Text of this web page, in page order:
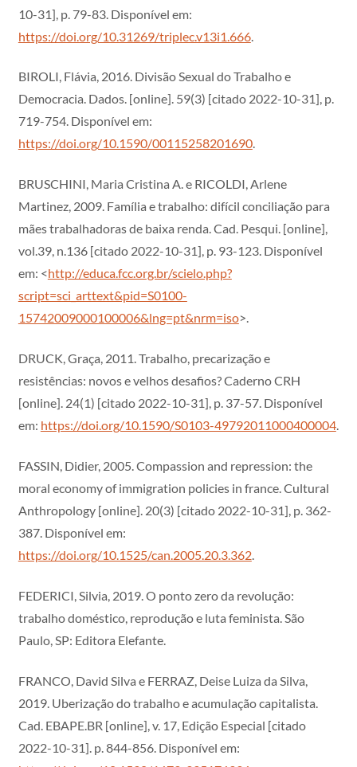
10-31], p. 79-83. Disponível em:
https://doi.org/10.31269/triplec.v13i1.666.
BIROLI, Flávia, 2016. Divisão Sexual do Trabalho e
Democracia. Dados. [online]. 59(3) [citado 2022-10-31], p.
719-754. Disponível em:
https://doi.org/10.1590/00115258201690.
BRUSCHINI, Maria Cristina A. e RICOLDI, Arlene
Martinez, 2009. Família e trabalho: difícil conciliação para
mães trabalhadoras de baixa renda. Cad. Pesqui. [online],
vol.39, n.136 [citado 2022-10-31], p. 93-123. Disponível
em: <http://educa.fcc.org.br/scielo.php?
script=sci_arttext&pid=S0100-
15742009000100006&lng=pt&nrm=iso>.
DRUCK, Graça, 2011. Trabalho, precarização e
resistências: novos e velhos desafios? Caderno CRH
[online]. 24(1) [citado 2022-10-31], p. 37-57. Disponível
em: https://doi.org/10.1590/S0103-49792011000400004.
FASSIN, Didier, 2005. Compassion and repression: the
moral economy of immigration policies in france. Cultural
Anthropology [online]. 20(3) [citado 2022-10-31], p. 362-
387. Disponível em:
https://doi.org/10.1525/can.2005.20.3.362.
FEDERICI, Silvia, 2019. O ponto zero da revolução:
trabalho doméstico, reprodução e luta feminista. São
Paulo, SP: Editora Elefante.
FRANCO, David Silva e FERRAZ, Deise Luiza da Silva,
2019. Uberização do trabalho e acumulação capitalista.
Cad. EBAPE.BR [online], v. 17, Edição Especial [citado
2022-10-31]. p. 844-856. Disponível em: